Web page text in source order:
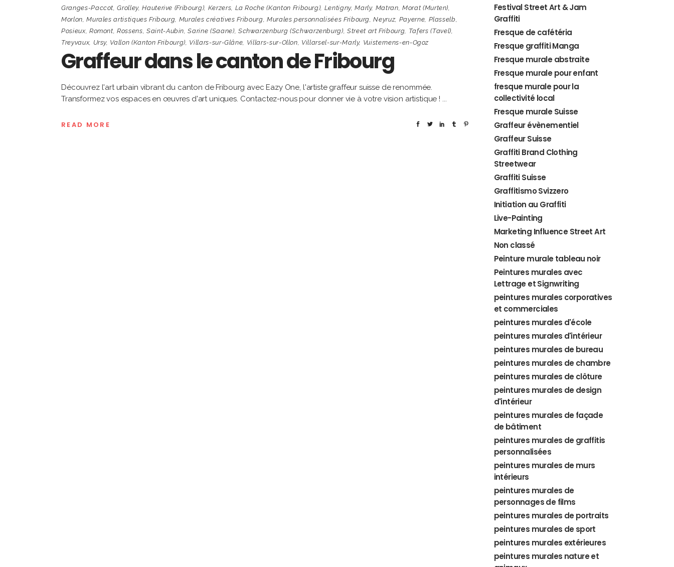
Granges-Paccot ,Grolley,Hauterive (Fribourg) Kerzers La Roche (Kanton Fribourg) Lentigny,Marly, Matran ,Morat (Murten)
Morlon ,Murales artistiques Fribourg Murales créatives Fribourg Murales personnalisées Fribourg ,Neyruz, Payerne Plasselb
Posieux, Romont ,Rossens Saint-Aubin ,Sarine (Saane) Schwarzenburg (Schwarzenburg) ,Street art Fribourg Tafers (Tavel)
Treyvaux, Ursy, Vallon (Kanton Fribourg) Villars-sur-Glâne Villars-sur-Ollon Villarsel-sur-Marly, Vuisternens-en-Ogoz
Graffeur dans le canton de Fribourg
Découvrez l'art urbain vibrant du canton de Fribourg avec Eazy One, l'artiste graffeur suisse de renommée.
Transformez vos espaces en œuvres d'art uniques. Contactez-nous pour donner vie à votre vision artistique !
READ MORE
Festival Street Art & Jam
Graffiti
Fresque de cafétéria
Fresque graffiti Manga
Fresque murale abstraite
Fresque murale pour enfant
fresque murale pour la
collectivité local
Fresque murale Suisse
Graffeur évènementiel
Graffeur Suisse
Graffiti Brand Clothing
Streetwear
Graffiti Suisse
Graffitismo Svizzero
Initiation au Graffiti
Live-Painting
Marketing Influence Street Art
Non classé
Peinture murale tableau noir
Peintures murales avec
Lettrage et Signwriting
peintures murales corporatives
et commerciales
peintures murales d'école
peintures murales d'intérieur
peintures murales de bureau
peintures murales de chambre
peintures murales de clôture
peintures murales de design
d'intérieur
peintures murales de façade
de bâtiment
peintures murales de graffitis
personnalisées
peintures murales de murs
intérieurs
peintures murales de
personnages de films
peintures murales de portraits
peintures murales de sport
peintures murales extérieures
peintures murales nature et